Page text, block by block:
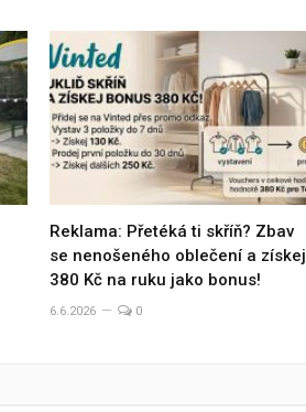
Reklama: Přetéká ti skříň? Zbav
se nenošeného oblečení a získej
380 Kč na ruku jako bonus!
6.6.2026 0